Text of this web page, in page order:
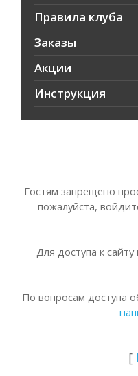
Правила клуба
Заказы
Акции
Инструкция
Гостям запрещено
пожалуйста,
Для доступа к
По вопросам доступа
[